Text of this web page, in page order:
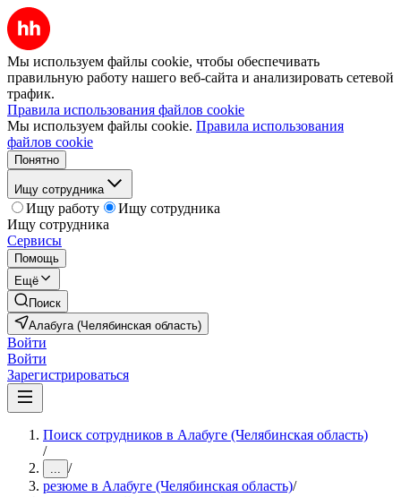
Мы используем файлы cookie, чтобы обеспечивать
правильную работу нашего веб-сайта и анализировать сетевой
трафик.
Правила использования файлов cookie
Мы используем файлы cookie. Правила использования
файлов cookie
Понятно
Ищу сотрудника
Ищу работу
Ищу сотрудника
Ищу сотрудника
Сервисы
Помощь
Ещё
Поиск
Алабуга (Челябинская область)
Войти
Войти
Зарегистрироваться
Поиск сотрудников в Алабуге (Челябинская область)
/
... /
резюме в Алабуге (Челябинская область)/